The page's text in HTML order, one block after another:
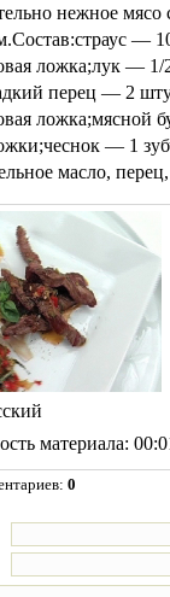
нежное мясо
—
ложка;лук — 1/
перец — 2
ложка;мясной
— 1
масло,
материала:
: 0